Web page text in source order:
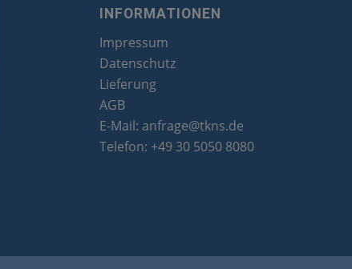
INFORMATIONEN
Impressum
Datenschutz
Lieferung
AGB
E-Mail: anfrage@tkns.de
Telefon: +49 30 5050 8080